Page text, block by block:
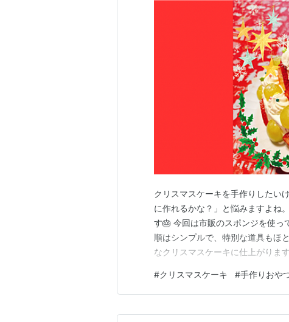
クリスマスケーキを手作りしたい
に作れるかな？」と悩みますよね
す🎂 今回は市販のスポンジを使っ
順はシンプルで、特別な道具もほ
なクリスマスケーキに仕上がりま
ます。「買うより作ってみたい」
んな方の参考になればうれしいで
#クリスマスケーキ #手作りおや